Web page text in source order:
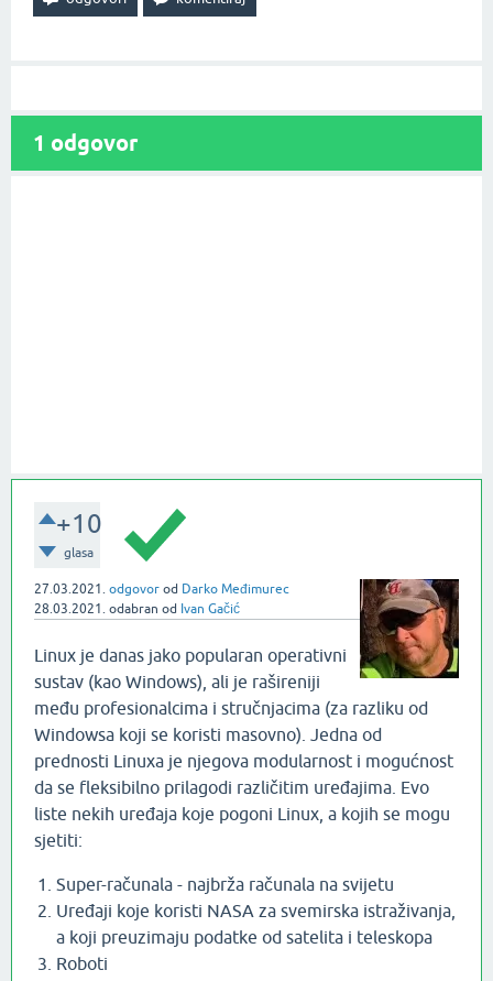
1 odgovor
+10
glasa
27.03.2021. odgovor od Darko Međimurec
28.03.2021. odabran od Ivan Gačić
Linux je danas jako popularan operativni
sustav (kao Windows), ali je rašireniji
među profesionalcima i stručnjacima (za razliku od
Windowsa koji se koristi masovno). Jedna od
prednosti Linuxa je njegova modularnost i mogućnost
da se fleksibilno prilagodi različitim uređajima. Evo
liste nekih uređaja koje pogoni Linux, a kojih se mogu
sjetiti:
Super-računala - najbrža računala na svijetu
Uređaji koje koristi NASA za svemirska istraživanja,
a koji preuzimaju podatke od satelita i teleskopa
Roboti